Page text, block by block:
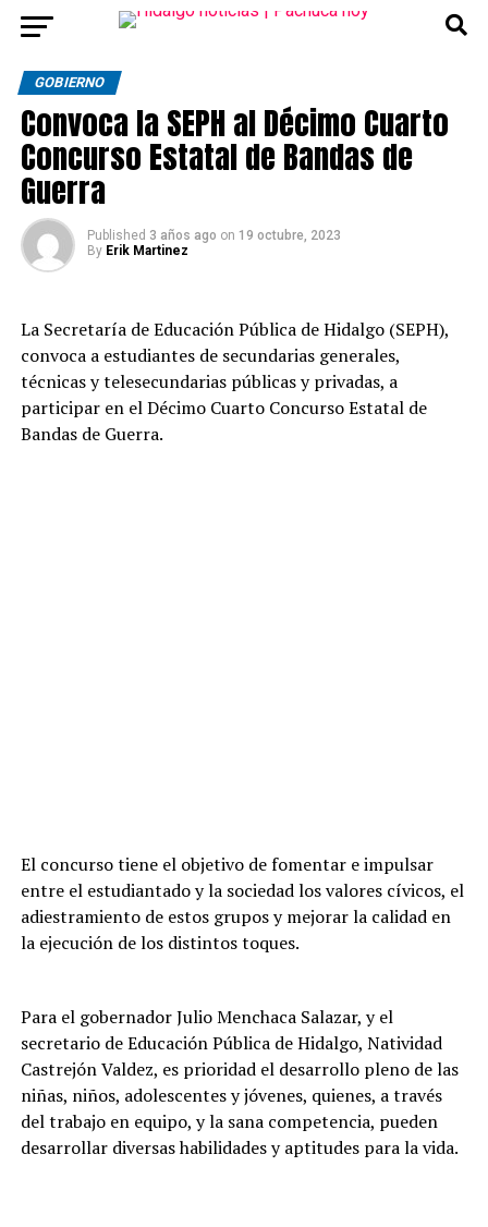
GOBIERNO
Convoca la SEPH al Décimo Cuarto
Concurso Estatal de Bandas de
Guerra
Published 3 años ago on 19 octubre, 2023
By Erik Martinez
La Secretaría de Educación Pública de Hidalgo (SEPH),
convoca a estudiantes de secundarias generales,
técnicas y telesecundarias públicas y privadas, a
participar en el Décimo Cuarto Concurso Estatal de
Bandas de Guerra.
El concurso tiene el objetivo de fomentar e impulsar
entre el estudiantado y la sociedad los valores cívicos, el
adiestramiento de estos grupos y mejorar la calidad en
la ejecución de los distintos toques.
Para el gobernador Julio Menchaca Salazar, y el
secretario de Educación Pública de Hidalgo, Natividad
Castrejón Valdez, es prioridad el desarrollo pleno de las
niñas, niños, adolescentes y jóvenes, quienes, a través
del trabajo en equipo, y la sana competencia, pueden
desarrollar diversas habilidades y aptitudes para la vida.